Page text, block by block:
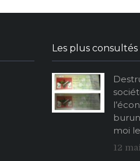
Les plus consultés
moi
12